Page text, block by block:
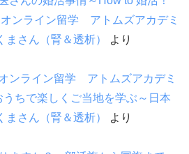
ンライン留学 アトムズアカデミ
さん（腎＆透析）
より
ンライン留学 アトムズアカデミ
うちで楽しくご当地を学ぶ～日本
さん（腎＆透析）
より